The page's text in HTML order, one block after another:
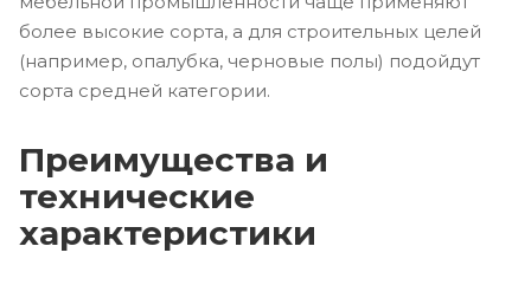
более высокие сорта, а для строительных целей
(например, опалубка, черновые полы) подойдут
сорта средней категории.
Преимущества и
технические
характеристики